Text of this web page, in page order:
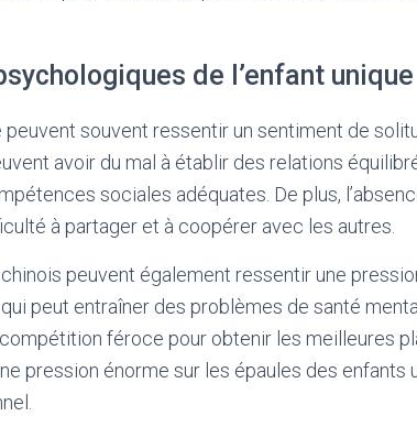
de l’enfant unique
peuvent souvent ressentir un sentiment de
avoir du mal à établir des relations
sociales adéquates. De plus,
à partager et à coopérer avec les autres.
peuvent également ressentir une
peut entraîner des problèmes de santé
compétition féroce pour obtenir les meilleures
pression énorme sur les épaules des enfants